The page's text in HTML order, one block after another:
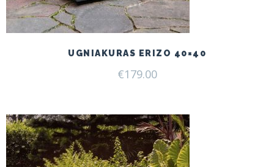
UGNIAKURAS ERIZO 40×40
€179.00